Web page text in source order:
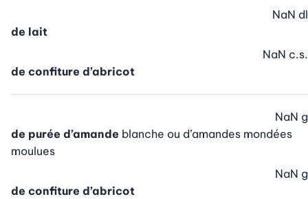
de lait
NaN dl
de confiture d’abricot
NaN c.s.
de purée d’amande blanche ou d’amandes mondées
moulues
NaN g
de confiture d’abricot
NaN g